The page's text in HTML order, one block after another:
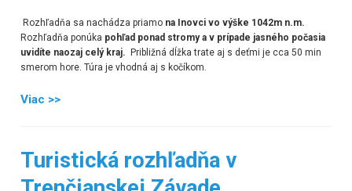
Rozhľadňa sa nachádza priamona Inovci vo výške 1042m n.m.
Rozhľadňa ponúka pohľad ponad stromy a v prípade jasného počasia
uvidíte naozaj celý kraj. Približná dĺžka trate aj s deťmi je cca 50 min
smerom hore. Túra je vhodná aj s kočíkom.
Viac >>
Turistická rozhľadňa v